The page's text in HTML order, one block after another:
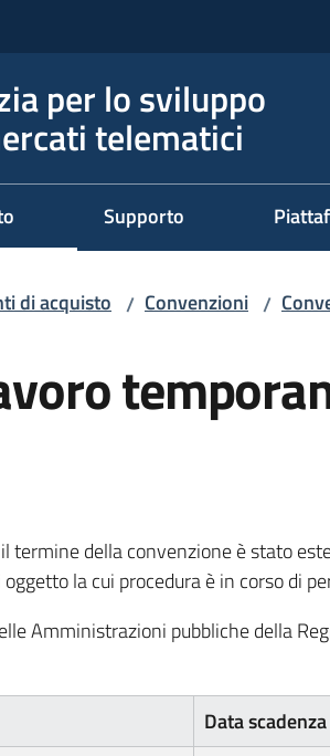
per lo sviluppo
telematici
Supporto
di acquisto / Convenzioni /
termine della convenzione è stato
la cui procedura è in corso di
Amministrazioni pubbliche della
Data scadenza